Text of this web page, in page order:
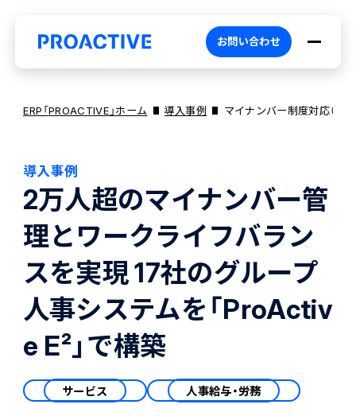
PROACTIVEとは
特長・選ばれる理由
ブランドコア
PROACTIVE AI
ATWILL Platform
プロダクト
機能
会計
財務会計
オファリング
業務特化型オファリング
お役立ち情報
資料ダウンロード
お問い合わせ
ERP「PROACTIVE」ホーム 導入事例 マイナンバー制度対応（株
導入事例
2万人超のマイナンバー管
理とワークライフバラン
スを実現 17社のグループ
人事システムを「ProActiv
e E²」で構築
サービス 人事給与・労務